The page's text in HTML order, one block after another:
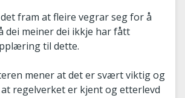
fram at fleire vegrar seg for å
dei meiner dei ikkje har fått
til dette.
mener at det er svært viktig og
regelverket er kjent og etterlevd